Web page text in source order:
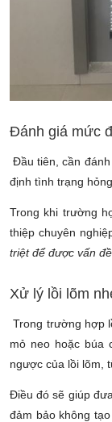
Đánh giá mức
Đầu tiên, cần
định tình trạng
Trong khi trường
thiệp chuyên
triệt để được vấn đề
Xử lý lồi lõm
Trong trường hợp
mỏ neo hoặc
ngược của lồi lõm,
Điều đó sẽ giúp
đảm bảo không